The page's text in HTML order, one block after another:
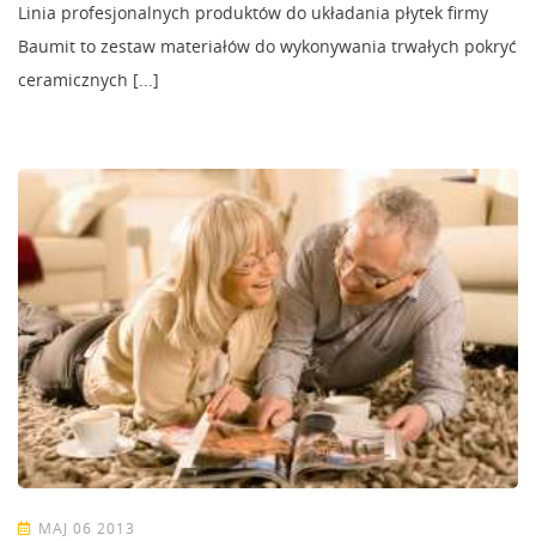
Linia profesjonalnych produktów do układania płytek firmy
Baumit to zestaw materiałów do wykonywania trwałych pokryć
ceramicznych [...]
MAJ 06 2013